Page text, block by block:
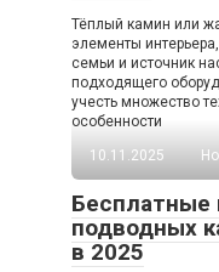
Тёплый камин или
элементы
семьи и источник
подходящего
учесть множество
особенности
10.11.2025
Бесплатные
подводных
в 2025